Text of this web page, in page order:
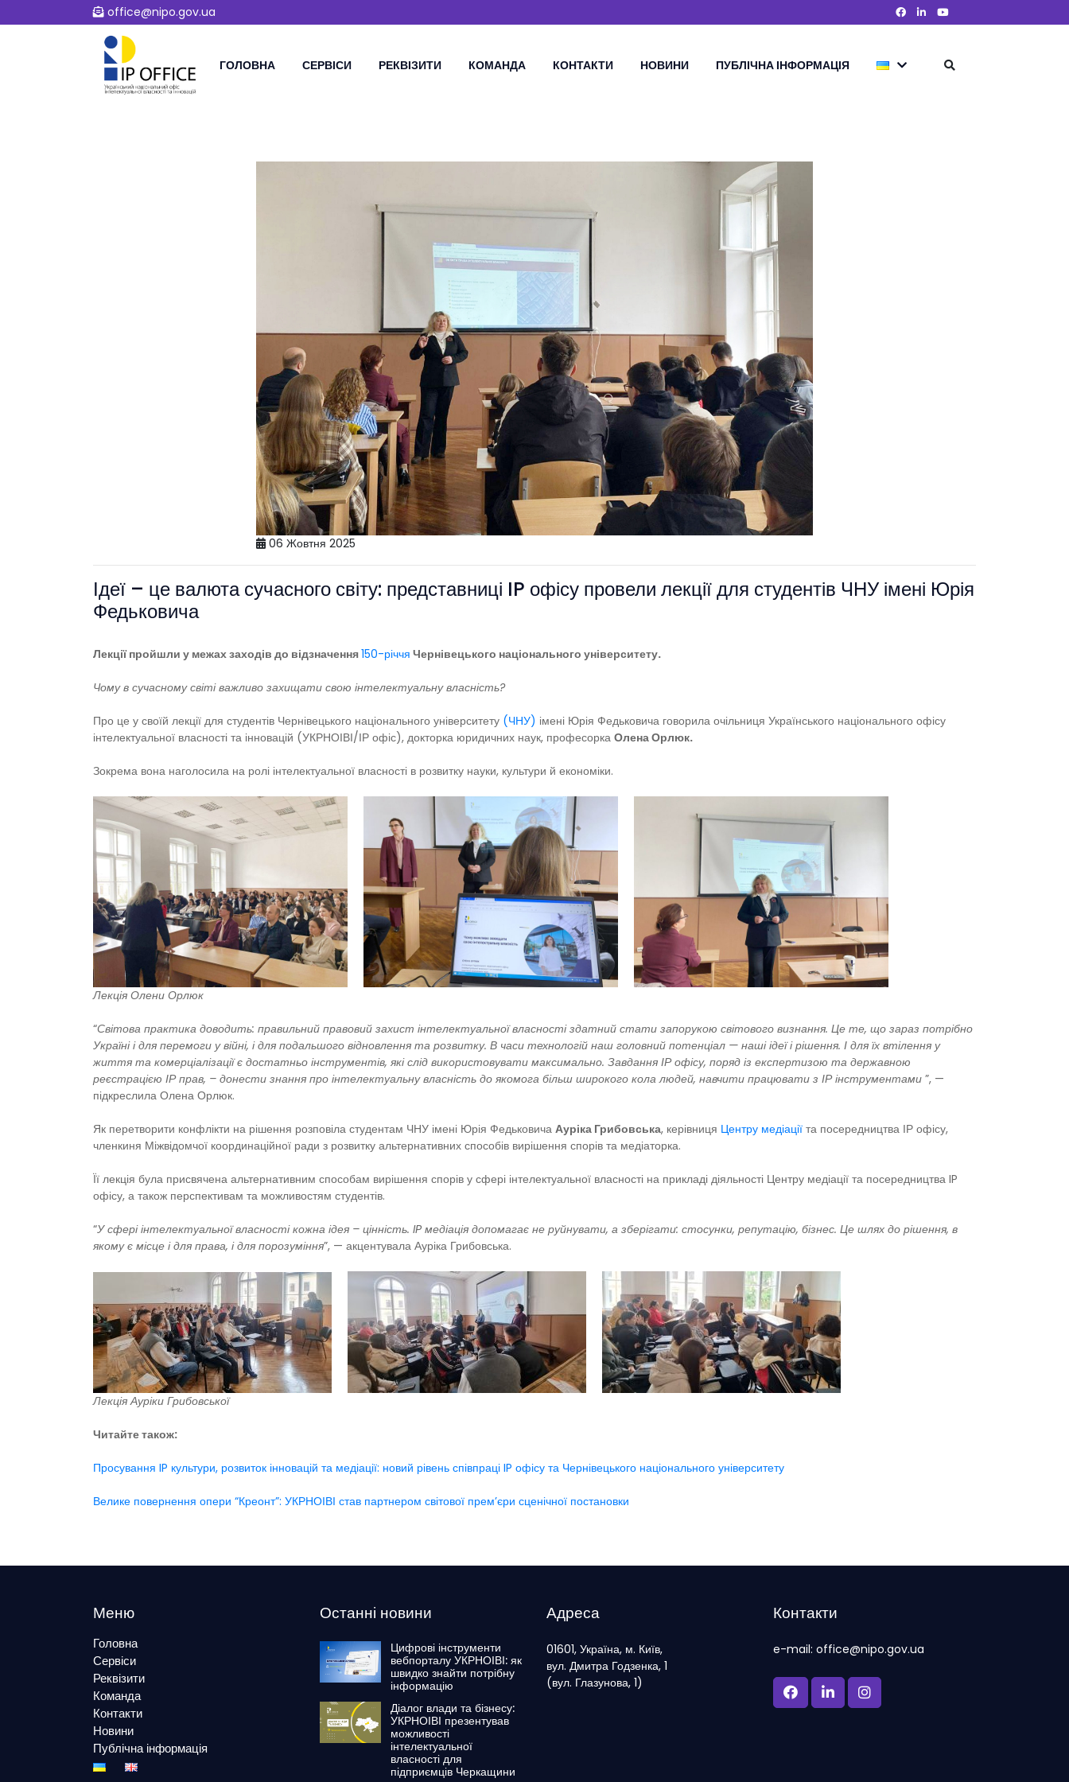
office@nipo.gov.ua
ГОЛОВНА СЕРВІСИ РЕКВІЗИТИ КОМАНДА КОНТАКТИ НОВИНИ ПУБЛІЧНА ІНФОРМАЦІЯ
06 Жовтня 2025
Ідеї – це валюта сучасного світу: представниці IP офісу провели лекції для студентів ЧНУ імені Юрія
Федьковича
Лекції пройшли у межах заходів до відзначення150-річчя Чернівецького національного університету.
Чому в сучасному світі важливо захищати свою інтелектуальну власність?
Про це у своїй лекції для студентів Чернівецького національного університету (ЧНУ) імені Юрія Федьковича говорила очільниця Українського національного офісу
інтелектуальної власності та інновацій (УКРНОІВІ/ІР офіс), докторка юридичних наук, професорка Олена Орлюк.
Зокрема вона наголосила на ролі інтелектуальної власності в розвитку науки, культури й економіки.
Лекція Олени Орлюк
“Світова практика доводить: правильний правовий захист інтелектуальної власності здатний стати запорукою світового визнання. Це те, що зараз потрібно
Україні і для перемоги у війні, і для подальшого відновлення та розвитку. В часи технологій наш головний потенціал — наші ідеї і рішення. І для їх втілення у
життя та комерціалізації є достатньо інструментів, які слід використовувати максимально. Завдання ІР офісу, поряд із експертизою та державною
реєстрацією ІР прав, – донести знання про інтелектуальну власність до якомога більш широкого кола людей, навчити працювати з ІР інструментами ”, —
підкреслила Олена Орлюк.
Як перетворити конфлікти на рішення розповіла студентам ЧНУ імені Юрія Федьковича Ауріка Грибовська, керівниця Центру медіації та посередництва ІР офісу,
членкиня Міжвідомчої координаційної ради з розвитку альтернативних способів вирішення спорів та медіаторка.
Її лекція була присвячена альтернативним способам вирішення спорів у сфері інтелектуальної власності на прикладі діяльності Центру медіації та посередництва IP
офісу, а також перспективам та можливостям студентів.
“У сфері інтелектуальної власності кожна ідея – цінність. IP медіація допомагає не руйнувати, а зберігати: стосунки, репутацію, бізнес. Це шлях до рішення, в
якому є місце і для права, і для порозуміння”, — акцентувала Ауріка Грибовська.
Лекція Ауріки Грибовської
Читайте також:
Просування IP культури, розвиток інновацій та медіації: новий рівень співпраці IP офісу та Чернівецького національного університету
Велике повернення опери “Креонт”: УКРНОІВІ став партнером світової прем’єри сценічної постановки
Меню
Головна
Сервіси
Реквізити
Команда
Контакти
Новини
Публічна інформація
Останні новини
Цифрові інструменти
вебпорталу УКРНОІВІ: як
швидко знайти потрібну
інформацію
Діалог влади та бізнесу:
УКРНОІВІ презентував
можливості
інтелектуальної
власності для
підприємців Черкащини
Адреса
01601, Україна, м. Київ,
вул. Дмитра Годзенка, 1
(вул. Глазунова, 1)
Контакти
e-mail: office@nipo.gov.ua